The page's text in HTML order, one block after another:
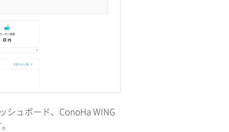
シュボード、ConoHa WING